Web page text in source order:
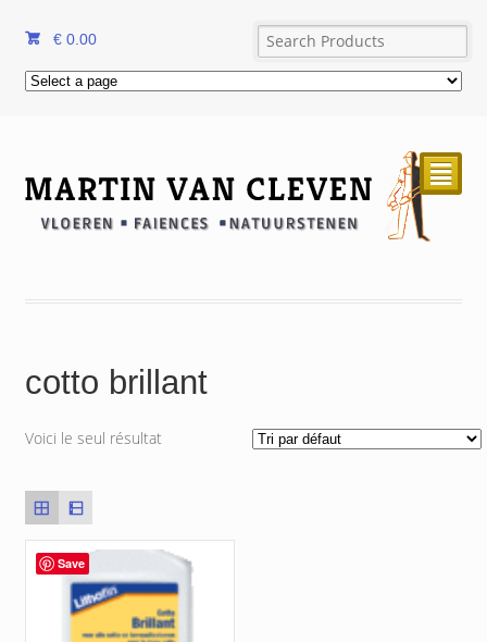
€ 0.00
²
cotto brillant
Voici le seul résultat
Save